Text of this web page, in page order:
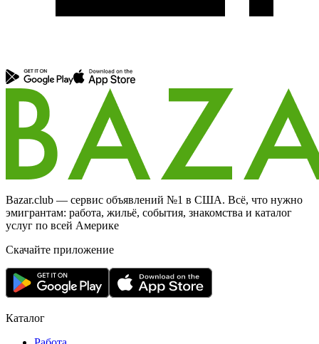
Bazar.club — сервис объявлений №1 в США. Всё, что нужно
эмигрантам: работа, жильё, события, знакомства и каталог
услуг по всей Америке
Скачайте приложение
Каталог